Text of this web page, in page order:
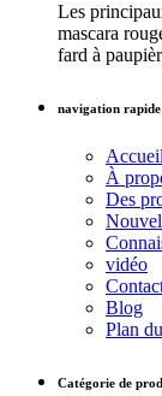
Les
mascara
fard à
navigation rapide
Accueil
À
Des
vidéo
Blog
Plan
Catégorie de